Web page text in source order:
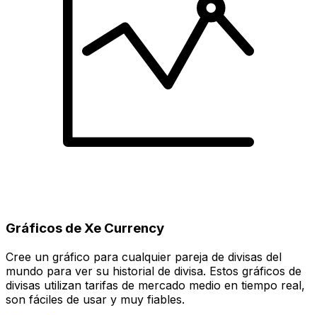
Gráficos de Xe Currency
Cree un gráfico para cualquier pareja de divisas del
mundo para ver su historial de divisa. Estos gráficos de
divisas utilizan tarifas de mercado medio en tiempo real,
son fáciles de usar y muy fiables.